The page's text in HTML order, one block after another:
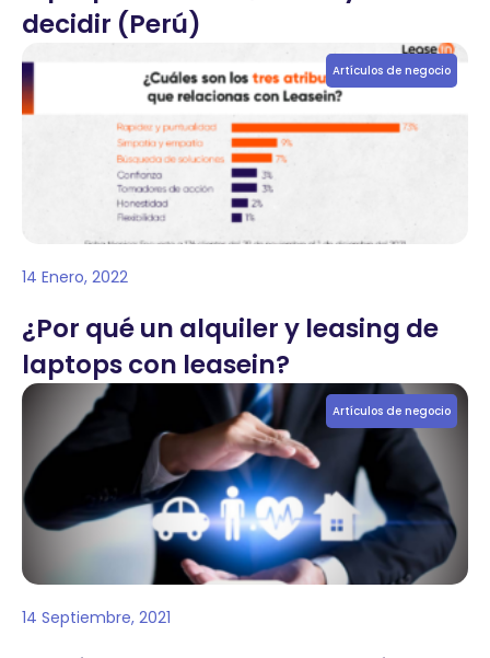
decidir (Perú)
Artículos de negocio
14 Enero, 2022
¿Por qué un alquiler y leasing de
laptops con leasein?
Artículos de negocio
14 Septiembre, 2021